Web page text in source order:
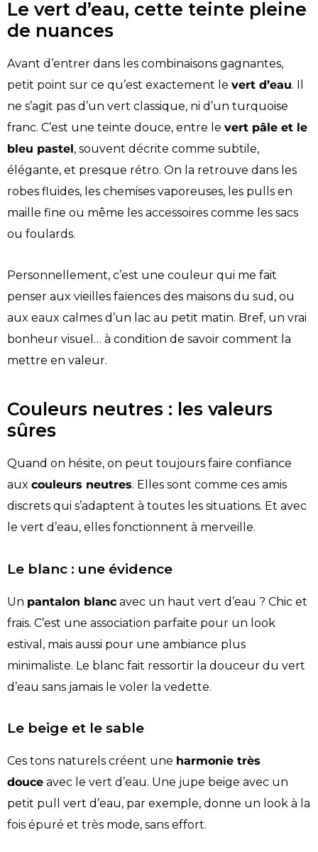
Le vert d’eau, cette teinte pleine
de nuances
Avant d’entrer dans les combinaisons gagnantes,
petit point sur ce qu’est exactement le vert d’eau. Il
ne s’agit pas d’un vert classique, ni d’un turquoise
franc. C’est une teinte douce, entre le vert pâle et le
bleu pastel, souvent décrite comme subtile,
élégante, et presque rétro. On la retrouve dans les
robes fluides, les chemises vaporeuses, les pulls en
maille fine ou même les accessoires comme les sacs
ou foulards.
Personnellement, c’est une couleur qui me fait
penser aux vieilles faïences des maisons du sud, ou
aux eaux calmes d’un lac au petit matin. Bref, un vrai
bonheur visuel… à condition de savoir comment la
mettre en valeur.
Couleurs neutres : les valeurs
sûres
Quand on hésite, on peut toujours faire confiance
aux couleurs neutres. Elles sont comme ces amis
discrets qui s’adaptent à toutes les situations. Et avec
le vert d’eau, elles fonctionnent à merveille.
Le blanc : une évidence
Un pantalon blanc avec un haut vert d’eau ? Chic et
frais. C’est une association parfaite pour un look
estival, mais aussi pour une ambiance plus
minimaliste. Le blanc fait ressortir la douceur du vert
d’eau sans jamais le voler la vedette.
Le beige et le sable
Ces tons naturels créent une harmonie très
douce avec le vert d’eau. Une jupe beige avec un
petit pull vert d’eau, par exemple, donne un look à la
fois épuré et très mode, sans effort.